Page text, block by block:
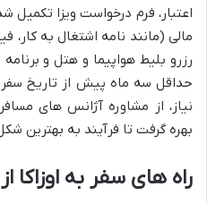
اعتبار، فرم درخواست ویزا
مالی (مانند نامه اشتغال به
رزرو بلیط هواپیما و هتل و
حداقل سه ماه پیش از تاریخ سفر
نیاز، از مشاوره آژانس های
بهره گرفت تا فرآیند به بهترین
راه های سفر به اوزاکا از